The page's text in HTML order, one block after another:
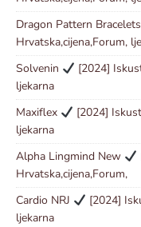
Dragon Pattern Bracelets
Hrvatska,cijena,Forum,
Solvenin
[2024]
ljekarna
Maxiflex
[2024]
ljekarna
Alpha Lingmind New
Hrvatska,cijena,Forum,
Cardio NRJ
[2024]
ljekarna